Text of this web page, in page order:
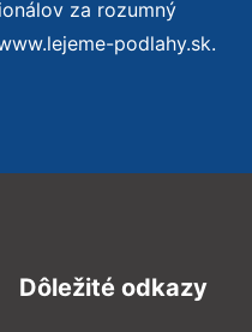
za rozumný
podlahy.sk.
Dôležité odkazy